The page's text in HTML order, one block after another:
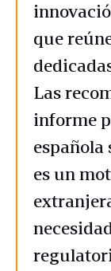
que
Las
informe
es un